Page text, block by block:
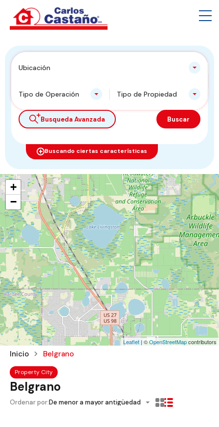
Ubicación
Tipo de Operación Tipo de Propiedad
Buscando ciertas características
Busqueda Avanzada Buscar
+
−
Leaflet | ©OpenStreetMapcontributors
Inicio Belgrano
Property City
Belgrano
Ordenar por:De menor a mayor antigüedad